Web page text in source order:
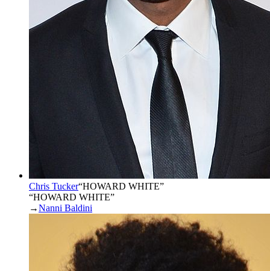
Chris Tucker“HOWARD WHITE”
“HOWARD WHITE”
→Nanni Baldini